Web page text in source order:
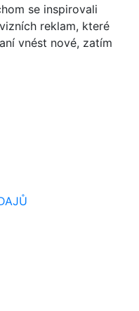
se inspirovali
reklam, které
vnést nové, zatím